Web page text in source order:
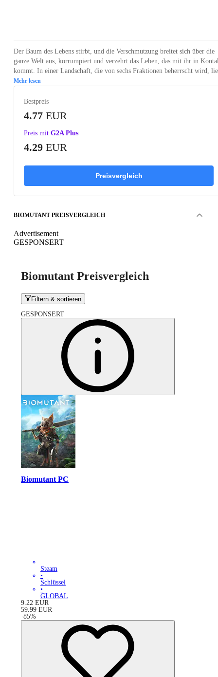
Der Baum des Lebens stirbt, und die Verschmutzung breitet sich über die
ganze Welt aus, korrumpiert und verzehrt das Leben, das mit ihr in
kommt. In einer Landschaft, die von sechs Fraktionen beherrscht wird,
Mehr lesen
Bestpreis
4.77 EUR
Preis mit G2A Plus
4.29 EUR
Preisvergleich
BIOMUTANT PREISVERGLEICH
Advertisement
GESPONSERT
Biomutant Preisvergleich
Filtern & sortieren
GESPONSERT
Biomutant PC
Steam
•
Schlüssel
•
GLOBAL
9.22 EUR
59.99 EUR
-85%